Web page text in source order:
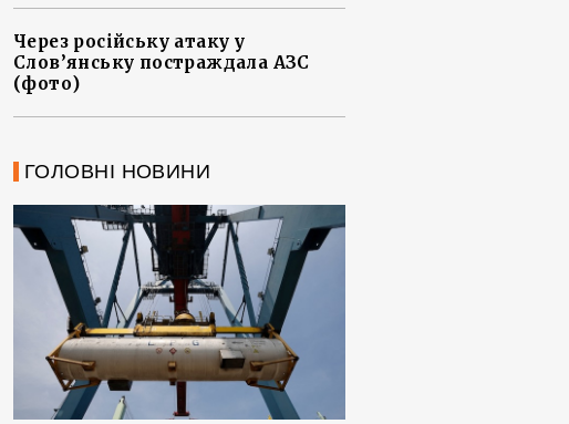
Через російську атаку у
Слов’янську постраждала АЗС
(фото)
ГОЛОВНІ НОВИНИ